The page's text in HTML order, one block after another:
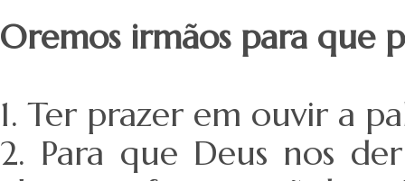
Oremos irmãos para que
1. Ter prazer em ouvir a
2. Para que Deus nos